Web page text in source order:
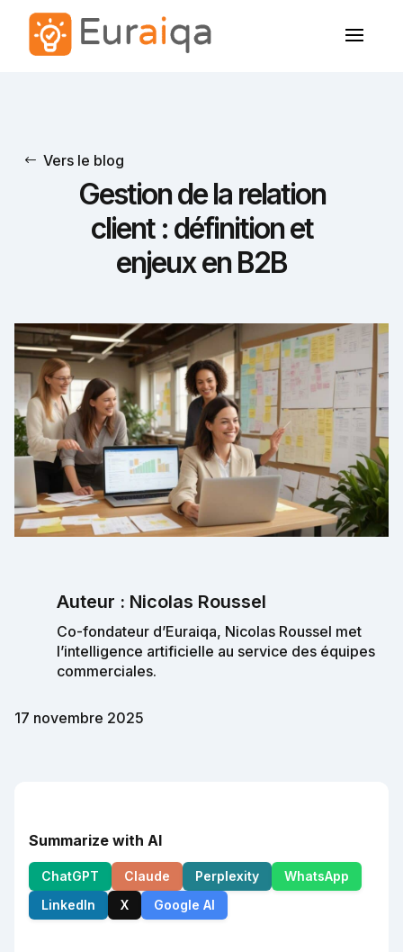
Vers le blog
Gestion de la relation
client : définition et
enjeux en B2B
Auteur : Nicolas Roussel
Co-fondateur d’Euraiqa, Nicolas Roussel met
l’intelligence artificielle au service des équipes
commerciales.
17 novembre 2025
Summarize with AI
ChatGPT Claude Perplexity
WhatsApp
LinkedIn
X Google AI